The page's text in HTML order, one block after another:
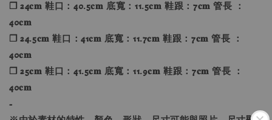
❐ 24𝐜𝐦 鞋口：40.5𝐜𝐦 底寬：11.5𝐜𝐦 鞋跟：7𝐜𝐦 管長 ：
40𝐜𝐦
❐ 24.5𝐜𝐦 鞋口：41𝐜𝐦 底寬：11.7𝐜𝐦 鞋跟：7𝐜𝐦 管長 ：
40𝐜𝐦
❐ 25𝐜𝐦 鞋口：41.5𝐜𝐦 底寬：11.9𝐜𝐦 鞋跟：7𝐜𝐦 管長 ：
40𝐜𝐦
-